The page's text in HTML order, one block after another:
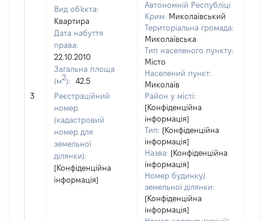
3
Вид об'єкта:
Квартира
Дата набуття
права:
22.10.2010
Загальна площа
(м2):
42.5
Реєстраційний
номер
(кадастровий
номер для
земельної
ділянки):
[Конфіденційна
інформація]
Автономній Республіці
Крим: Миколаївський
Територіальна громада:
Миколаївська
Тип населеного пункту:
Місто
Населений пункт:
Миколаїв
Район у місті:
[Конфіденційна
інформація]
Тип: [Конфіденційна
інформація]
Назва: [Конфіденційна
інформація]
Номер будинку/
земельної ділянки:
[Конфіденційна
інформація]